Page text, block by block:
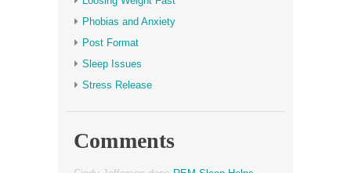
Phobias and Anxiety
Post Format
Sleep Issues
Stress Release
Comments